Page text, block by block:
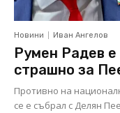
Новини Иван Ангелов
Румен Радев
страшно за
Противно на
се е събрал с Делян